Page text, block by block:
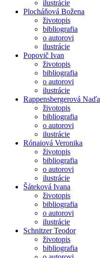
ilustrácie
Plocháňová Božena
životopis
bibliografia
o autorovi
ilustrácie
Popovič Ivan
životopis
bibliografia
o autorovi
ilustrácie
Rappensbergerová Naďa
životopis
bibliografia
o autorovi
ilustrácie
Rónaiová Veronika
životopis
bibliografia
o autorovi
ilustrácie
Šáteková Ivana
životopis
bibliografia
o autorovi
ilustrácie
Schnitzer Teodor
životopis
bibliografia